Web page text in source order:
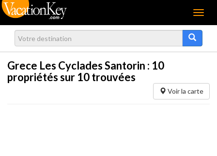
Menu
Grece Les Cyclades Santorin : 10
propriétés sur 10 trouvées
Voir la carte